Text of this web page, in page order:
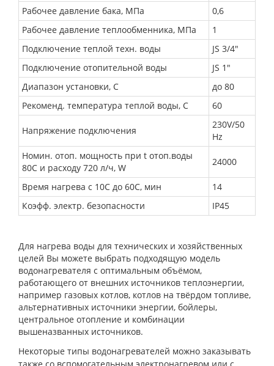
Рабочее давление бака, МПа
0,6
Рабочее давление теплообменника, МПа
1
Подключение теплой техн. воды
JS 3/4"
Подключение отопительной воды
JS 1"
Диапазон установки, С
до 80
Рекоменд. температура теплой воды, С
60
Напряжение подключения
230V/50
Hz
Номин. отоп. мощность при t отоп.воды
80С и расходу 720 л/ч, W
24000
Время нагрева с 10С до 60С, мин
14
Коэфф. электр. безопасности
IP45
Для нагрева воды для технических и хозяйственных
целей Вы можете выбрать подходящую модель
водонагревателя с оптимальным объёмом,
работающего от внешних источников теплоэнергии,
например газовых котлов, котлов на твёрдом топливе,
альтернативных источники энергии, бойлеры,
центральное отопление и комбинации
вышеназванных источников.
Некоторые типы водонагревателей можно заказывать